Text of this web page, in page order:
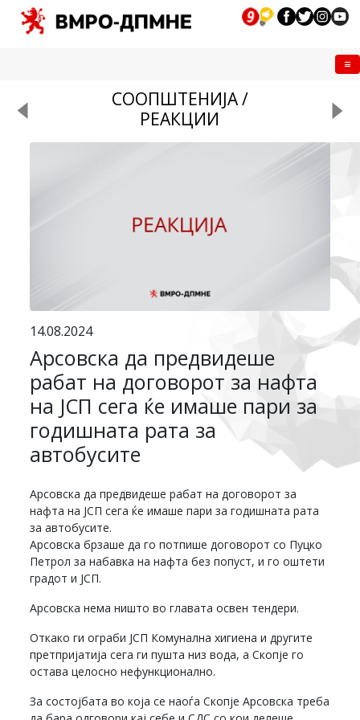
СООПШТЕНИЈА /
РЕАКЦИИ
14.08.2024
Арсовска да предвидеше
рабат на договорот за нафта
на ЈСП сега ќе имаше пари за
годишната рата за
автобусите
Арсовска да предвидеше рабат на договорот за
нафта на ЈСП сега ќе имаше пари за годишната рата
за автобусите.
Арсовска брзаше да го потпише договорот со Пуцко
Петрол за набавка на нафта без попуст, и го оштети
градот и ЈСП.
Арсовска нема ништо во главата освен тендери.
Откако ги ограби ЈСП Комунална хигиена и другите
претпријатија сега ги пушта низ вода, а Скопје го
остава целосно нефункционално.
За состојбата во која се наоѓа Скопје Арсовска треба